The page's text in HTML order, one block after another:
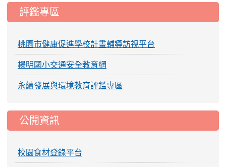
評鑑專區
桃園市健康促進學校計畫輔導訪視平台
楊明國小交通安全教育網
永續發展與環境教育評鑑專區
公開資訊
校園食材登錄平台